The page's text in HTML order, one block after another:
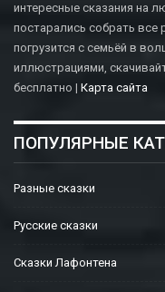
интересные сказания на
постарались собрать все
погрузится с семьёй в
иллюстрациями,
бесплатно | Карта сайта
ПОПУЛЯРНЫЕ
Разные сказки
Русские сказки
Сказки Лафонтена